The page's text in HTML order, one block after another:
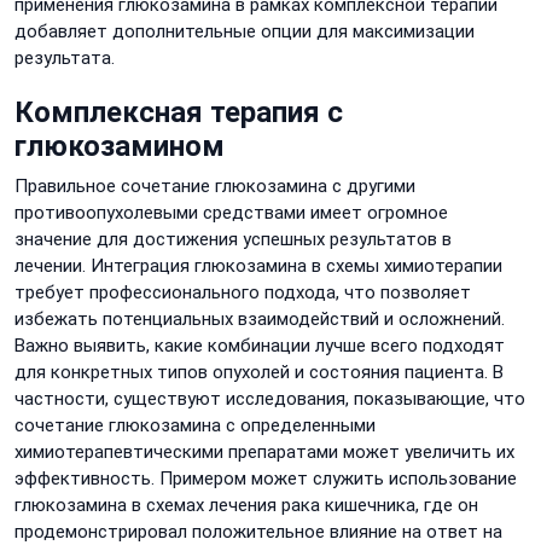
применения глюкозамина в рамках комплексной терапии
добавляет дополнительные опции для максимизации
результата.
Комплексная терапия с
глюкозамином
Правильное сочетание глюкозамина с другими
противоопухолевыми средствами имеет огромное
значение для достижения успешных результатов в
лечении. Интеграция глюкозамина в схемы химиотерапии
требует профессионального подхода, что позволяет
избежать потенциальных взаимодействий и осложнений.
Важно выявить, какие комбинации лучше всего подходят
для конкретных типов опухолей и состояния пациента. В
частности, существуют исследования, показывающие, что
сочетание глюкозамина с определенными
химиотерапевтическими препаратами может увеличить их
эффективность. Примером может служить использование
глюкозамина в схемах лечения рака кишечника, где он
продемонстрировал положительное влияние на ответ на